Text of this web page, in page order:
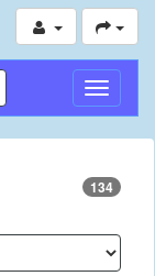
Toggle
134